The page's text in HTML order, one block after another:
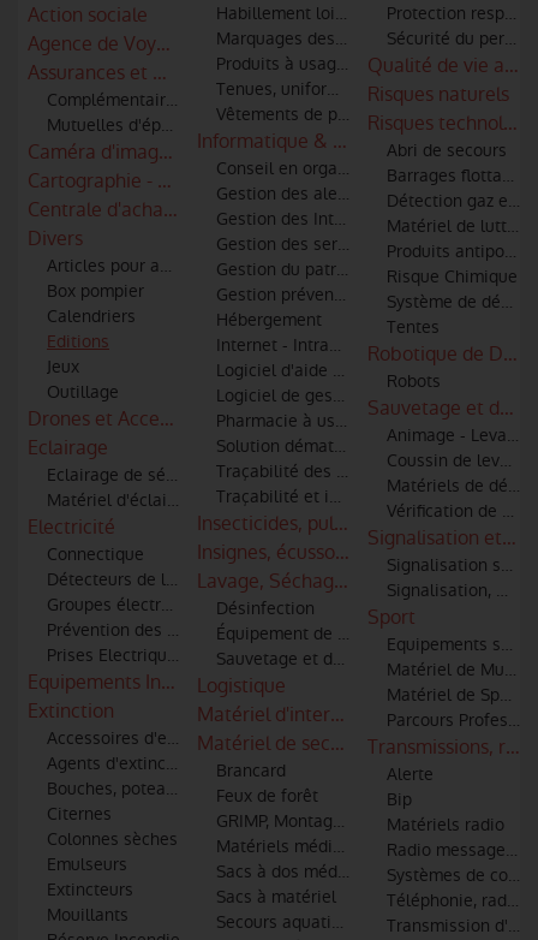
Action sociale
Agence de Voyages
Assurances et mutuelles
Complémentaire retraite
Mutuelles d'épargne
Caméra d'imagerie thermique - infra rouge
Cartographie - S.I.G
Centrale d'achats et référencements
Divers
Articles pour amicale
Box pompier
Calendriers
Editions
Jeux
Outillage
Drones et Accessoires
Eclairage
Eclairage de sécurité
Matériel d'éclairage
Electricité
Connectique
Détecteurs de lignes haute tension pour moyens aériens
Groupes électrogènes
Prévention des risques électriques
Prises Electriques
Equipements Industriels
Extinction
Accessoires d'extinction (tuyaux, lances, robinets, raccords)
Agents d'extinction
Bouches, poteaux d'incendie et points d'eau
Citernes
Colonnes sèches
Emulseurs
Extincteurs
Mouillants
Habillement loisir et sportif
Marquages des articles textiles
Produits à usage unique (Gants,
Tenues, uniformes
Vêtements de protection, scaphandres
Informatique & logiciels
Conseil en organisation et informatique
Gestion des alertes et informatique
Gestion des Interventions
Gestion des services techniques
Gestion du patrimoine
Gestion prévention, prévision, DECI
Hébergement
Internet - Intranet - Extranet
Logiciel d'aide à la décision
Logiciel de gestion administrative
Pharmacie à usage intérieur
Solution dématérialisée de Bilan Patient
Traçabilité des matériels et des hommes
Traçabilité et identification des bléssés
Insecticides, pulvérisateurs,
Insignes, écussons et patronymes
Lavage, Séchage & Entretien
Désinfection
Équipement de nettoyage par ultrasons
Sauvetage et décontamination de
Logistique
Matériel d'intervention incendie et
Matériel de secours
Brancard
Feux de forêt
GRIMP, Montagne et spéléologie
Matériels médical et de secourisme
Sacs à dos médicaux
Sacs à matériel
Secours aquatiques
Protection
Sécurité du
Qualité de vie au
Risques naturels
Risques
Abri de secours
Barrages flottants
Détection gaz et
Matériel de lutte
Produits
Risque Chimique
Système de
Tentes
Robotique de
Robots
Sauvetage et
Animage - Levage
Coussin de levage
Matériels de
Vérification de
Signalisation et
Signalisation
Signalisation,
Sport
Equipements
Matériel de
Matériel de Sport -
Parcours
Transmissions,
Alerte
Bip
Matériels radio
Radio messagerie
Systèmes de
Téléphonie, radio-
Transmission